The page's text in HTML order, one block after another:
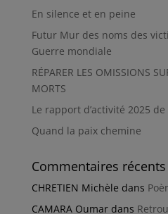
En silence et en peine
Futur Mur des noms des
Guerre mondiale
RÉPARER LES OMISSIONS
MORTS
Le rapport d’activité 2025 de
Quand la paix chemine
Commentaires récents
CHRETIEN Michèle dans
CAMARA Oumardans